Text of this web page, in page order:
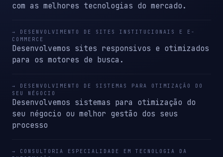
com as melhores tecnologias do mercado.
→ DESENVOLVIMENTO DE SITES INSTITUCIONAIS E E-
COMMERCE
Desenvolvemos sites responsivos e otimizados
para os motores de busca.
→ DESENVOLVIMENTO DE SISTEMAS PARA OTIMIZAÇÃO DO
SEU NÉGOCIO
Desenvolvemos sistemas para otimização do
seu négocio ou melhor gestão dos seus
processo
→ CONSULTORIA ESPECIALIDADE EM TECNOLOGIA DA